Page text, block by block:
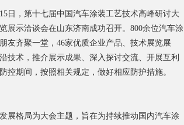
日，第十七届中国汽车涂装工艺技术高峰研讨大
展示洽谈会在山东济南成功召开。800余位汽车涂
友齐聚一堂，46家优质企业产品、技术展览展
技术，推介展示成果、深入探讨交流、开展互利
控期间，按照相关规定，做好相应防护措施。
展格局为大会主题，旨在为持续推动国内汽车涂